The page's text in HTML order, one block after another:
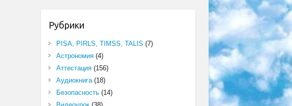
Рубрики
PISA, PIRLS, TIMSS, TALIS (7)
Астрономия(4)
Аттестация(156)
Аудиокнига(18)
Безопасность(14)